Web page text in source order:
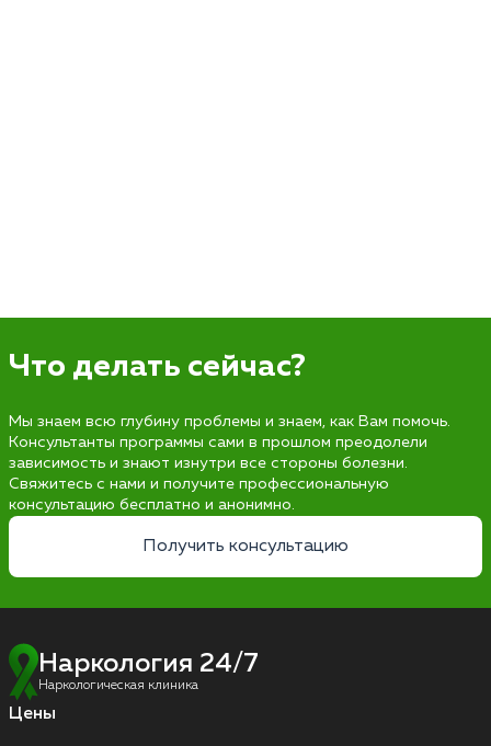
Что делать сейчас?
Мы знаем всю глубину проблемы и знаем, как Вам помочь.
Консультанты программы сами в прошлом преодолели
зависимость и знают изнутри все стороны болезни.
Свяжитесь с нами и получите профессиональную
консультацию бесплатно и анонимно.
Получить консультацию
Наркология 24/7
Наркологическая клиника
Цены